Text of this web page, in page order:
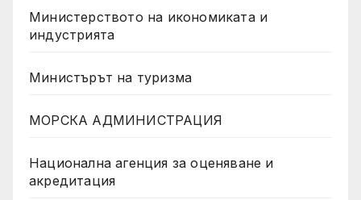
Министерството на икономиката и
индустрията
Министърът на туризма
МОРСКА АДМИНИСТРАЦИЯ
Национална агенция за оценяване и
акредитация